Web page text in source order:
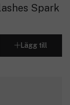
Spark
Lägg till